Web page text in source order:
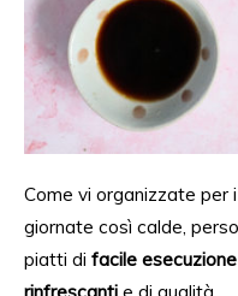
Come vi organizzate per
giornate così calde,
piatti di facile esecuzione